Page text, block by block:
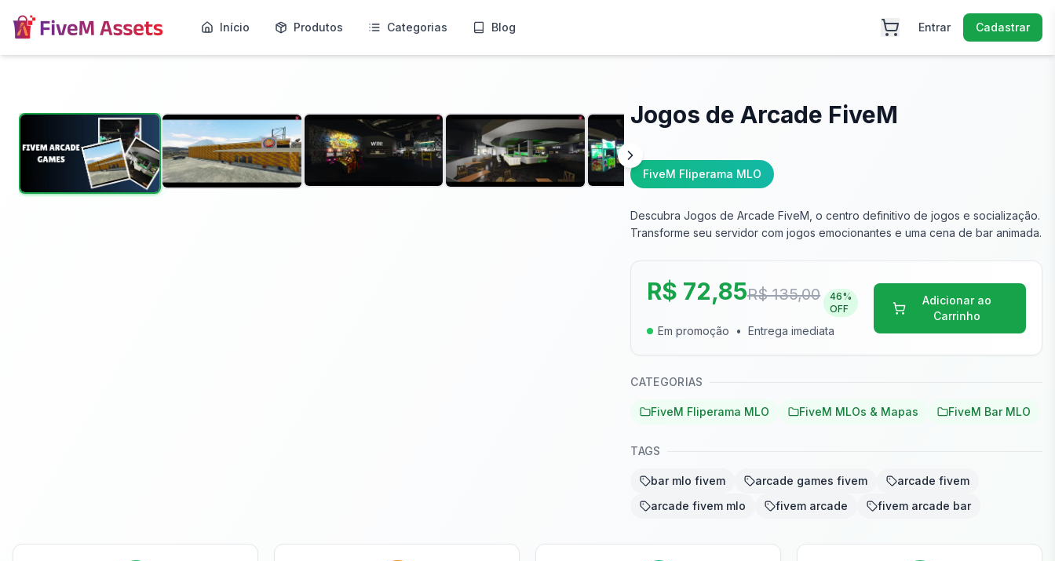
Início Produtos Categorias Blog Entrar Cadastrar
Jogos de Arcade FiveM
FiveM Fliperama MLO
Descubra Jogos de Arcade FiveM, o centro definitivo de jogos e socialização.
Transforme seu servidor com jogos emocionantes e uma cena de bar animada.
R$ 72,85R$ 135,00 46%
OFF
Em promoção • Entrega imediata
Adicionar ao
Carrinho
CATEGORIAS
FiveM Fliperama MLO FiveM MLOs & Mapas FiveM Bar MLO
TAGS
bar mlo fivem arcade games fivem
arcade fivem
arcade fivem mlo
fivem arcade fivem arcade bar